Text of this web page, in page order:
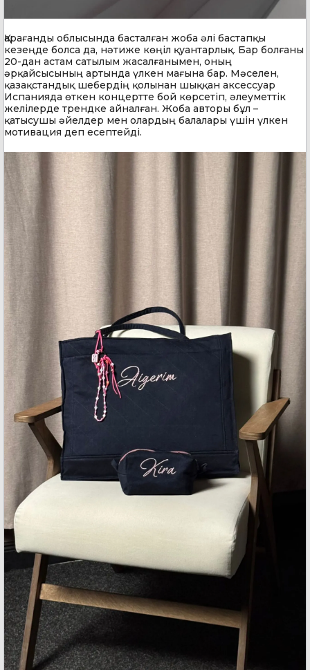
Қарағанды облысында басталған жоба әлі бастапқы
кезеңде болса да, нәтиже көңіл қуантарлық. Бар болғаны
20-дан астам сатылым жасалғанымен, оның
әрқайсысының артында үлкен мағына бар. Мәселен,
қазақстандық шебердің қолынан шыққан аксессуар
Испанияда өткен концертте бой көрсетіп, әлеуметтік
желілерде трендке айналған. Жоба авторы бұл –
қатысушы әйелдер мен олардың балалары үшін үлкен
мотивация деп есептейді.